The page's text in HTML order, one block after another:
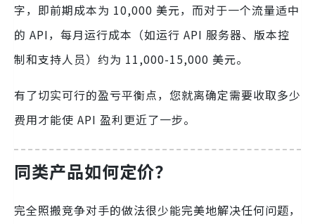
字，即前期成本为 10,000 美元，而对于一个流量适中
的 API，每月运行成本（如运行 API 服务器、版本控
制和支持人员）约为 11,000-15,000 美元。
有了切实可行的盈亏平衡点，您就离确定需要收取多少
费用才能使 API 盈利更近了一步。
同类产品如何定价？
完全照搬竞争对手的做法很少能完美地解决任何问题，